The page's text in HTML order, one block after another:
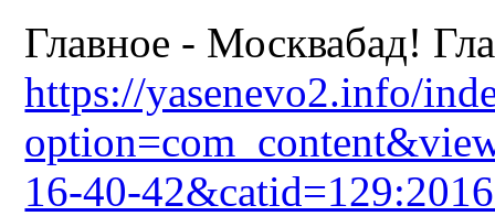
Главное - Москвабад!
https://yasenevo2.info/
16-40-